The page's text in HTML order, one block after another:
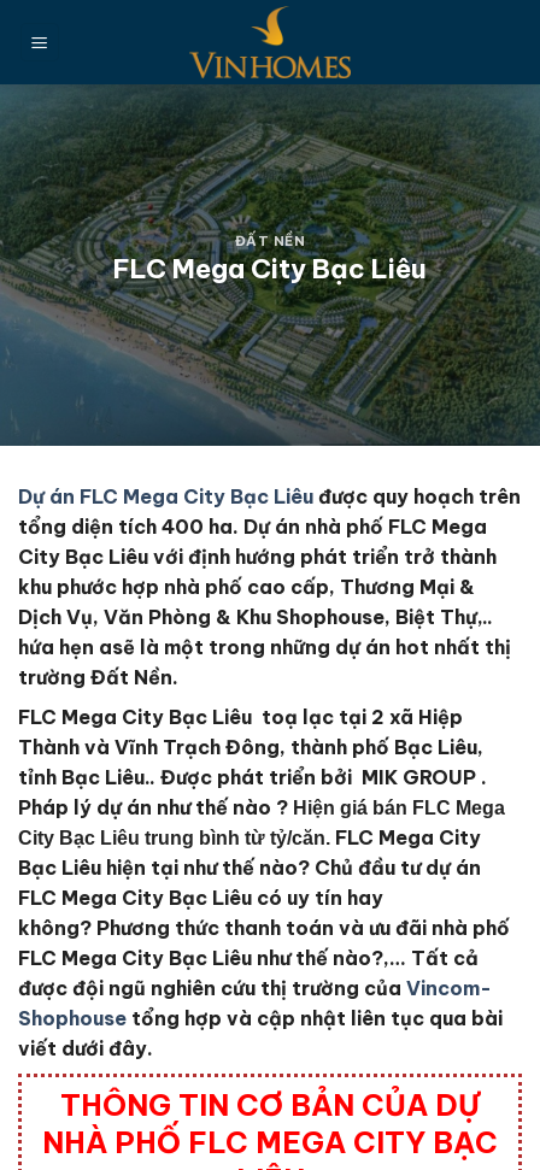
đến
ĐẤT NỀN
FLC Mega City Bạc Liêu
Dự án FLC Mega City Bạc Liêu được quy hoạch trên
tổng diện tích 400 ha. Dự án nhà phố FLC Mega
City Bạc Liêu với định hướng phát triển trở thành
khu phước hợp nhà phố cao cấp, Thương Mại &
Dịch Vụ, Văn Phòng & Khu Shophouse, Biệt Thự,..
hứa hẹn asẽ là một trong những dự án hot nhất thị
trường Đất Nền.
FLC Mega City Bạc Liêu toạ lạc tại 2 xã Hiệp
Thành và Vĩnh Trạch Đông, thành phố Bạc Liêu,
tỉnh Bạc Liêu.. Được phát triển bởi MIK GROUP .
Pháp lý dự án như thế nào ? Hiện giá bán FLC Mega
City Bạc Liêu trung bình từ tỷ/căn. FLC Mega City
Bạc Liêu hiện tại như thế nào? Chủ đầu tư dự án
FLC Mega City Bạc Liêu có uy tín hay
không? Phương thức thanh toán và ưu đãi nhà phố
FLC Mega City Bạc Liêu như thế nào?,… Tất cả
được đội ngũ nghiên cứu thị trường của Vincom-
Shophouse tổng hợp và cập nhật liên tục qua bài
viết dưới đây.
THÔNG TIN CƠ BẢN CỦA DỰ
NHÀ PHỐ FLC MEGA CITY BẠC